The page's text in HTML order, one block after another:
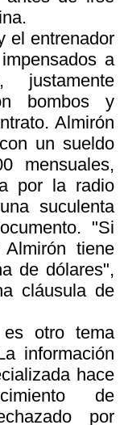
el entrenador
a
justamente
bombos y
Almirón
un sueldo
mensuales,
por la radio
suculenta
"Si
tiene
de dólares",
cláusula de
es otro tema
información
hace
de
por